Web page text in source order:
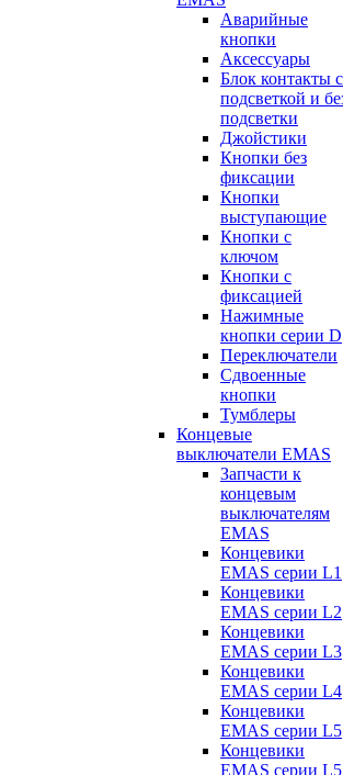
Аварийные
кнопки
Аксессуары
Блок контакты с
подсветкой и
подсветки
Джойстики
Кнопки без
фиксации
Кнопки
выступающие
Кнопки с
ключом
Кнопки с
фиксацией
Нажимные
кнопки серии D
Переключатели
Сдвоенные
кнопки
Тумблеры
Концевые
выключатели EMAS
Запчасти к
концевым
выключателям
EMAS
Концевики
EMAS серии L1
Концевики
EMAS серии L2
Концевики
EMAS серии L3
Концевики
EMAS серии L4
Концевики
EMAS серии L5
Концевики
EMAS серии